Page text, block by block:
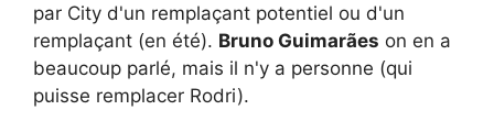
par City d'un remplaçant potentiel ou d'un
remplaçant (en été). Bruno Guimarães on en a
beaucoup parlé, mais il n'y a personne (qui
puisse remplacer Rodri).